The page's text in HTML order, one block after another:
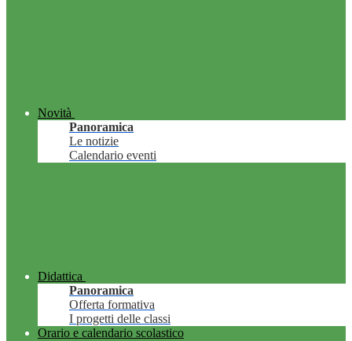
Novità
Panoramica
Le notizie
Calendario eventi
Didattica
Panoramica
Offerta formativa
I progetti delle classi
Orario e calendario scolastico